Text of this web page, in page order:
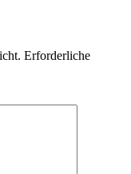
Erforderliche